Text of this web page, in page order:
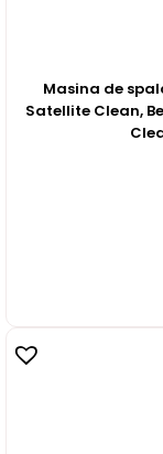
Masina de
Satellite Clean,